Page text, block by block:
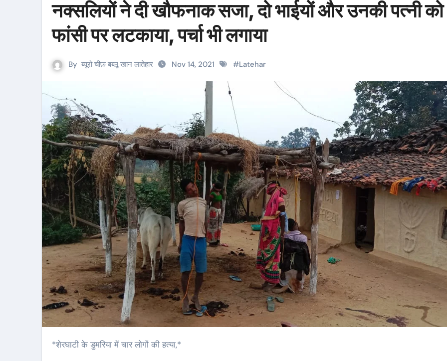
नक्सलियों ने दी खौफनाक सजा, दो भाईयों और उनकी पत्नी को
फांसी पर लटकाया, पर्चा भी लगाया
By ब्यूरो चीफ़ बब्लू खान लातेहार Nov 14, 2021 #Latehar
*शेरघाटी के डुमरिया में चार लोगों की हत्या,*